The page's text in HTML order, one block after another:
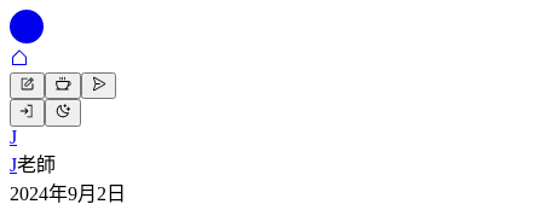
J
J老師
2024年9月2日